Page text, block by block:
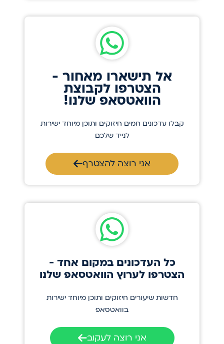
אל תישארו מאחור -
הצטרפו לקבוצת
הוואטסאפ שלנו!
קבלו עדכונים חמים חיזוקים ותוכן מיוחד ישירות
לנייד שלכם
אני רוצה להצטרף
כל העדכונים במקום אחד -
הצטרפו לערוץ הוואטסאפ שלנו
חדשות שיעורים חיזוקים ותוכן מיוחד ישירות
בוואטסאפ
אני רוצה לעקוב